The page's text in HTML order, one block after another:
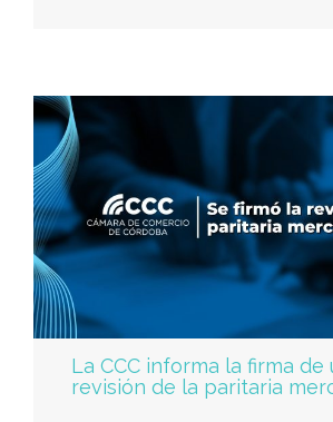
La CCC informa la firma de
revisión de la paritaria